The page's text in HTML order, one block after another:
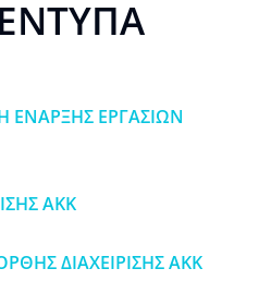
ΕΝΑΡΞΗΣ ΕΡΓΑΣΙΩΝ
ΑΚΚ
ΔΙΑΧΕΙΡΙΣΗΣ ΑΚΚ